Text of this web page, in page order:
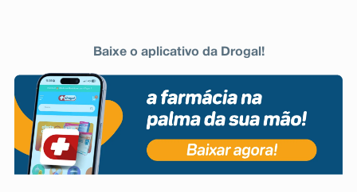
Baixe o aplicativo da Drogal!